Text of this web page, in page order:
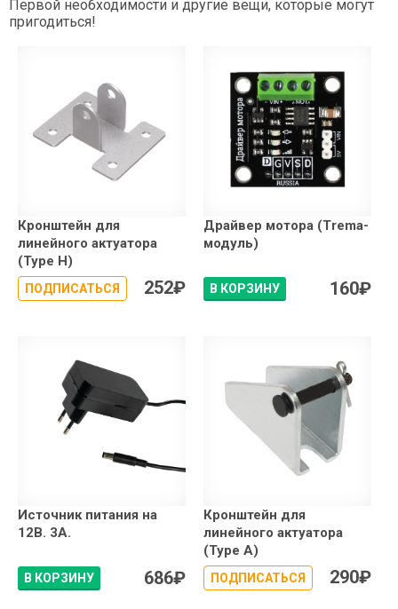
Первой необходимости и другие вещи, которые могут
пригодиться!
Кронштейн для
линейного актуатора
(Type H)
ПОДПИСАТЬСЯ 252₽
Драйвер мотора (Trema-
модуль)
В КОРЗИНУ 160₽
Источник питания на
12В. 3А.
В КОРЗИНУ 686₽
Кронштейн для
линейного актуатора
(Type A)
ПОДПИСАТЬСЯ 290₽